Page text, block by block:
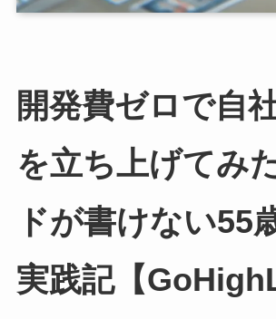
開発費ゼロで自
を立ち上げてみ
ドが書けない55
実践記【